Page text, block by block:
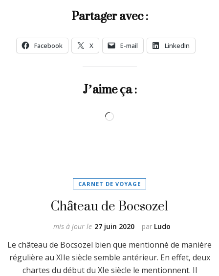
Partager avec :
Facebook X E-mail LinkedIn
J’aime ça :
Chargement…
CARNET DE VOYAGE
Château de Bocsozel
par Ludo
mis à jour le 27 juin 2020
Le château de Bocsozel bien que mentionné de manière
régulière au XIIe siècle semble antérieur. En effet, deux
chartes du début du XIe siècle le mentionnent. Il